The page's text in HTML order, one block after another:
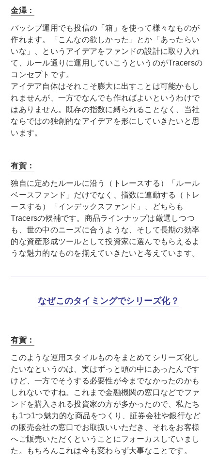
金澤：
パッシブ運用でも投信の「箱」を使って様々なものが
作れます。「こんなの欲しかった」とか「あったらい
いな」、というアイデアをファンドの設計に取り入れ
て、ルール通りに運用していこうというのがTracersの
コンセプトです。
アイデア自体はそれこそ膨大に出すことは可能かもし
れませんが、一方でなんでも作ればよいというわけで
はありません。既存の指数に縛られることなく、当社
ならではの独創的なアイデアを形にしていきたいと思
います。
有賀：
独自に定めたルールに沿う（トレースする）「ルール
ベースファンド」だけでなく、指数に連動する（トレ
ースする）「インデックスファンド」、どちらも
Tracersの候補です。商品ラインナップは厳選しつつ
も、世の中のニーズに合うような、そして長期の効率
的な資産形成ツールとして投資家に選んでもらえるよ
うな魅力的なものを揃えていきたいと考えています。
なぜこのタイミングでシリーズ化？
有賀：
このような運用スタイルものをまとめてシリーズ化し
たいなというのは、実はずっと頭の中にあったんです
けど、一方でそうする必要性が今までなかったのかも
しれないですね。これまで金融機関の窓口などでファ
ンドを購入される投資家の方が多かったので、私たち
も1つ1つ魅力的な商品をつくり、証券会社や銀行など
の販売会社の窓口でお取扱いいただき、それをお客様
へご販売いただくということにフォーカスしていまし
た。もちろんこれは今も変わらず大事なことです。